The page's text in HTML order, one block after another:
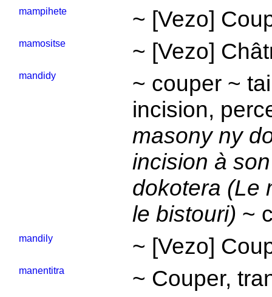
mampihete ~ [Vezo]
mamositse ~ [Vezo]
mandidy
~ couper ~
incision,
masony ny
incision à
dokotera (Le
le bistouri) ~
mandily ~ [Vezo]
manentitra ~ Couper,